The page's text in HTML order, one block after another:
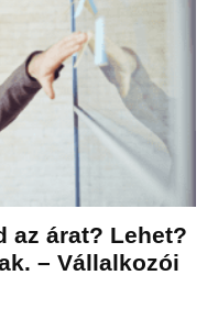
az árat? Lehet?
– Vállalkozói